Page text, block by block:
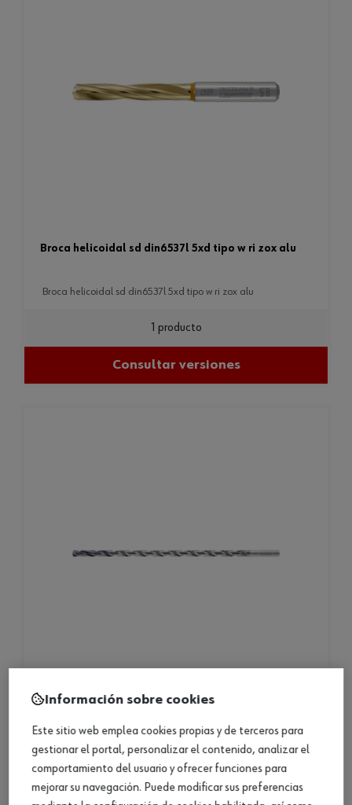
broca helicoidal sd din6537l 5xd tipo w ri zox alu
broca helicoidal sd din6537l 5xd tipo w ri zox alu
1 producto
Consultar versiones
broca helicoi. sd wn-xl 25xd tipo n ri tialn-s uni
14 productos
Información sobre cookies
Este sitio web emplea cookies propias y de terceros para
gestionar el portal, personalizar el contenido, analizar el
comportamiento del usuario y ofrecer funciones para
mejorar su navegación. Puede modificar sus preferencias